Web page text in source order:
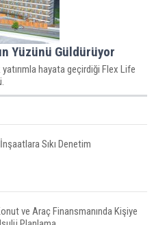
Yüzünü Güldürüyor
hayata geçirdiği Flex Life
Sıkı Denetim
ve Araç Finansmanında Kişiye